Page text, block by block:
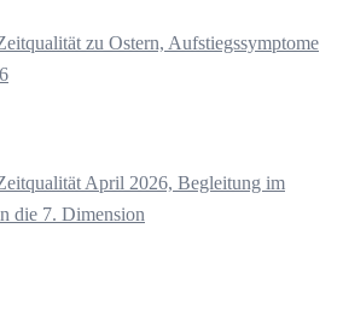
zu Ostern, Aufstiegssymptome
April 2026, Begleitung im
die 7. Dimension